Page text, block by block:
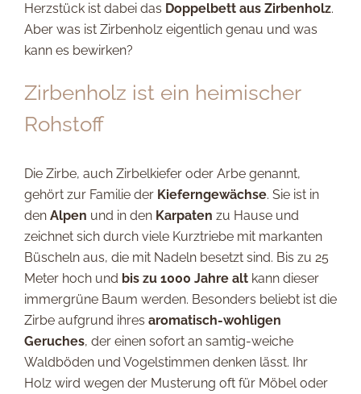
Herzstück ist dabei das Doppelbett aus Zirbenholz.
Aber was ist Zirbenholz eigentlich genau und was
kann es bewirken?
Zirbenholz ist ein heimischer
Rohstoff
Die Zirbe, auch Zirbelkiefer oder Arbe genannt,
gehört zur Familie der Kieferngewächse. Sie ist in
den Alpen und in den Karpaten zu Hause und
zeichnet sich durch viele Kurztriebe mit markanten
Büscheln aus, die mit Nadeln besetzt sind. Bis zu 25
Meter hoch und bis zu 1000 Jahre alt kann dieser
immergrüne Baum werden. Besonders beliebt ist die
Zirbe aufgrund ihres aromatisch-wohligen
Geruches, der einen sofort an samtig-weiche
Waldböden und Vogelstimmen denken lässt. Ihr
Holz wird wegen der Musterung oft für Möbel oder